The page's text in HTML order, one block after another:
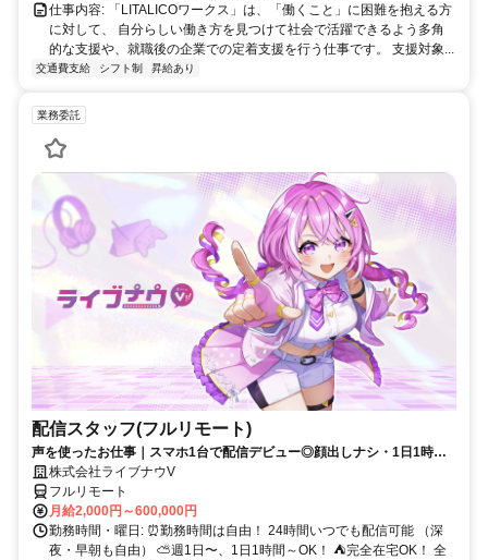
仕事内容: 「LITALICOワークス」は、「働くこと」に困難を抱える方
に対して、 自分らしい働き方を見つけて社会で活躍できるよう多角
的な支援や、就職後の企業での定着支援を行う仕事です。 支援対象...
交通費支給 シフト制 昇給あり
業務委託
配信スタッフ(フルリモート)
声を使ったお仕事｜スマホ1台で配信デビュー◎顔出しナシ・1日1時間
～OK♪
株式会社ライブナウV
フルリモート
月給2,000円～600,000円
勤務時間・曜日: ⏰勤務時間は自由！ 24時間いつでも配信可能 （深
夜・早朝も自由） ⛅週1日〜、1日1時間～OK！ ⛺完全在宅OK！ 全